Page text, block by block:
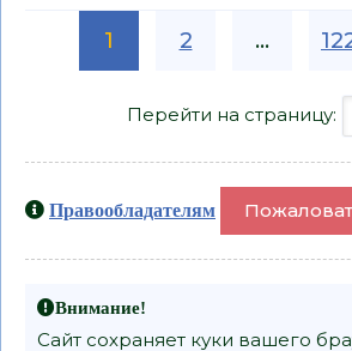
1 2 ...
Перейти на страницу:
Правообладателям
Внимание!
Сайт сохраняет куки вашего